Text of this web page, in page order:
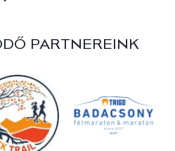
PARTNEREINK